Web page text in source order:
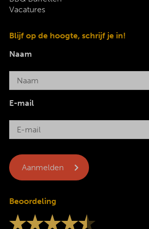
Vacatures
Blijf op de hoogte, schrijf je in!
Naam
E-mail
Beoordeling